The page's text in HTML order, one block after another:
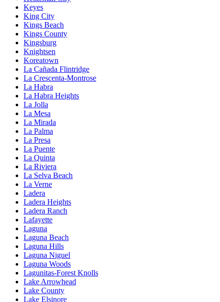
Keyes
King City
Kings Beach
Kings County
Kingsburg
Knightsen
Koreatown
La Cañada Flintridge
La Crescenta-Montrose
La Habra
La Habra Heights
La Jolla
La Mesa
La Mirada
La Palma
La Presa
La Puente
La Quinta
La Riviera
La Selva Beach
La Verne
Ladera
Ladera Heights
Ladera Ranch
Lafayette
Laguna
Laguna Beach
Laguna Hills
Laguna Niguel
Laguna Woods
Lagunitas-Forest Knolls
Lake Arrowhead
Lake County
Lake Elsinore